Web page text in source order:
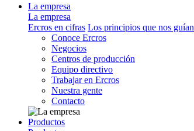
La empresa
La empresa
Ercros en cifras Los principios que nos guían
Conoce Ercros
Negocios
Centros de producción
Equipo directivo
Trabajar en Ercros
Nuestra gente
Contacto
Productos